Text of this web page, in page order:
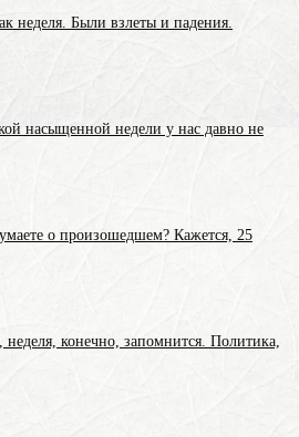
неделя. Были взлеты и падения.
насыщенной недели у нас давно не
о произошедшем? Кажется, 25
конечно, запомнится. Политика,